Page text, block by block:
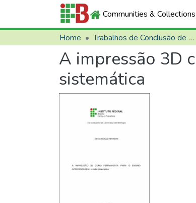
Communities & Collections
Home Trabalhos de Conclusão de Curso (TCCs)
A impressão 3D
sistemática